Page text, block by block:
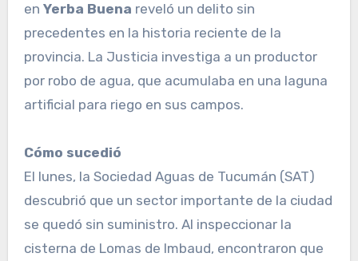
en Yerba Buena reveló un delito sin
precedentes en la historia reciente de la
provincia. La Justicia investiga a un productor
por robo de agua, que acumulaba en una laguna
artificial para riego en sus campos.
Cómo sucedió
El lunes, la Sociedad Aguas de Tucumán (SAT)
descubrió que un sector importante de la ciudad
se quedó sin suministro. Al inspeccionar la
cisterna de Lomas de Imbaud, encontraron que